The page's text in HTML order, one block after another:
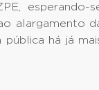
esperando-
alargamento
há já